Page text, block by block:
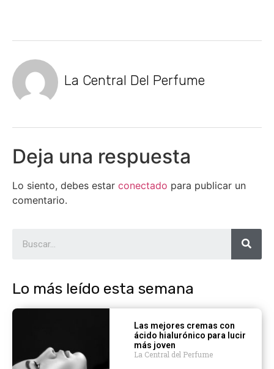
La Central Del Perfume
Deja una respuesta
Lo siento, debes estar conectado para publicar un
comentario.
Lo más leído esta semana
Las mejores cremas con
ácido hialurónico para lucir
más joven
La Central del Perfume